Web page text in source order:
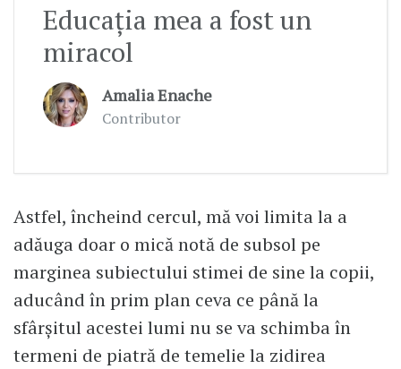
Educația mea a fost un
miracol
Amalia Enache
Contributor
Astfel, încheind cercul, mă voi limita la a
adăuga doar o mică notă de subsol pe
marginea subiectului stimei de sine la copii,
aducând în prim plan ceva ce până la
sfârşitul acestei lumi nu se va schimba în
termeni de piatră de temelie la zidirea